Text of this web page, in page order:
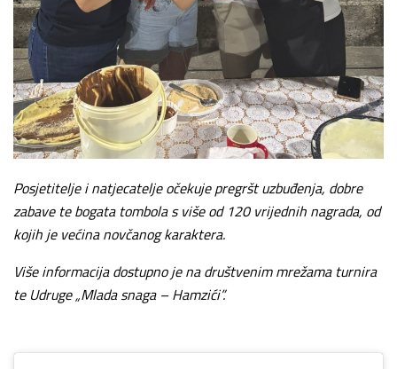
Posjetitelje i natjecatelje očekuje pregršt uzbuđenja, dobre
zabave te bogata tombola s više od 120 vrijednih nagrada, od
kojih je većina novčanog karaktera.
Više informacija dostupno je na društvenim mrežama turnira
te Udruge „Mlada snaga – Hamzići”.